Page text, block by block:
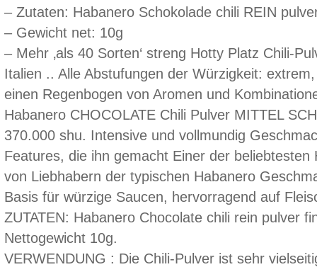
– Zutaten: Habanero Schokolade chili REIN
– Gewicht net: 10g
– Mehr ‚als 40 Sorten‘ streng Hotty Platz Chili-
Italien .. Alle Abstufungen der Würzigkeit:
einen Regenbogen von Aromen und
Habanero CHOCOLATE Chili Pulver MITTEL
370.000 shu. Intensive und vollmundig
Features, die ihn gemacht Einer der beliebtesten
von Liebhabern der typischen Habanero
Basis für würzige Saucen, hervorragend auf
ZUTATEN: Habanero Chocolate chili rein pulver
Nettogewicht 10g.
VERWENDUNG : Die Chili-Pulver ist sehr